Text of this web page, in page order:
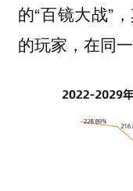
的“百镜大战”
的玩家，在同